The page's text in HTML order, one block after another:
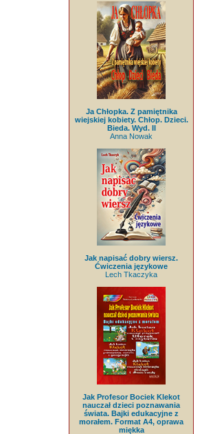
Ja Chłopka. Z pamiętnika
wiejskiej kobiety. Chłop. Dzieci.
Bieda. Wyd. II
Anna Nowak
Jak napisać dobry wiersz.
Ćwiczenia językowe
Lech Tkaczyka
Jak Profesor Bociek Klekot
nauczał dzieci poznawania
świata. Bajki edukacyjne z
morałem. Format A4, oprawa
miękka